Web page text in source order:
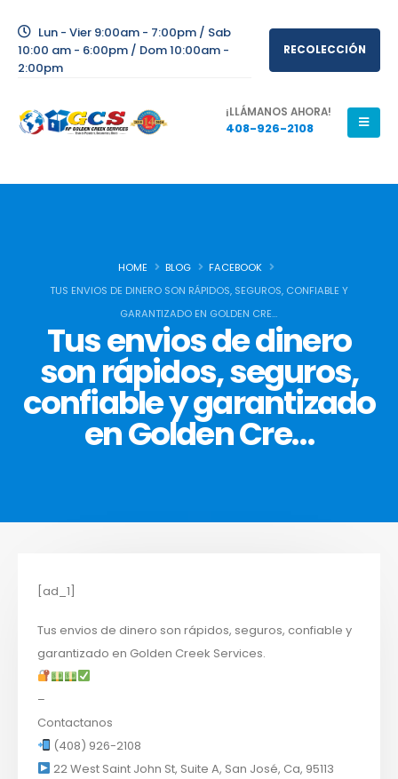
Lun - Vier 9:00am - 7:00pm / Sab
10:00 am - 6:00pm / Dom 10:00am -
2:00pm
RECOLECCIÓN
¡LLÁMANOS AHORA!
408-926-2108
HOME BLOG
FACEBOOK
TUS ENVIOS DE DINERO SON RÁPIDOS, SEGUROS, CONFIABLE Y
GARANTIZADO EN GOLDEN CRE…
Tus envios de dinero
son rápidos, seguros,
confiable y garantizado
en Golden Cre…
[ad_1]
Tus envios de dinero son rápidos, seguros, confiable y
garantizado en Golden Creek Services.
–
Contactanos
(408) 926-2108
22 West Saint John St, Suite A, San José, Ca, 95113